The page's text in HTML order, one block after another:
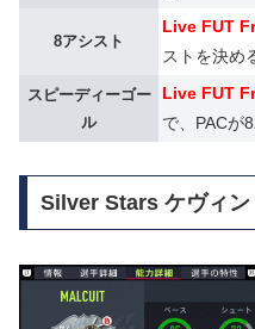
8アシスト
Live FUT
ストを決め
スピーディーゴー
ル
Live FUT
で、PACが
Silver Stars ケヴィン